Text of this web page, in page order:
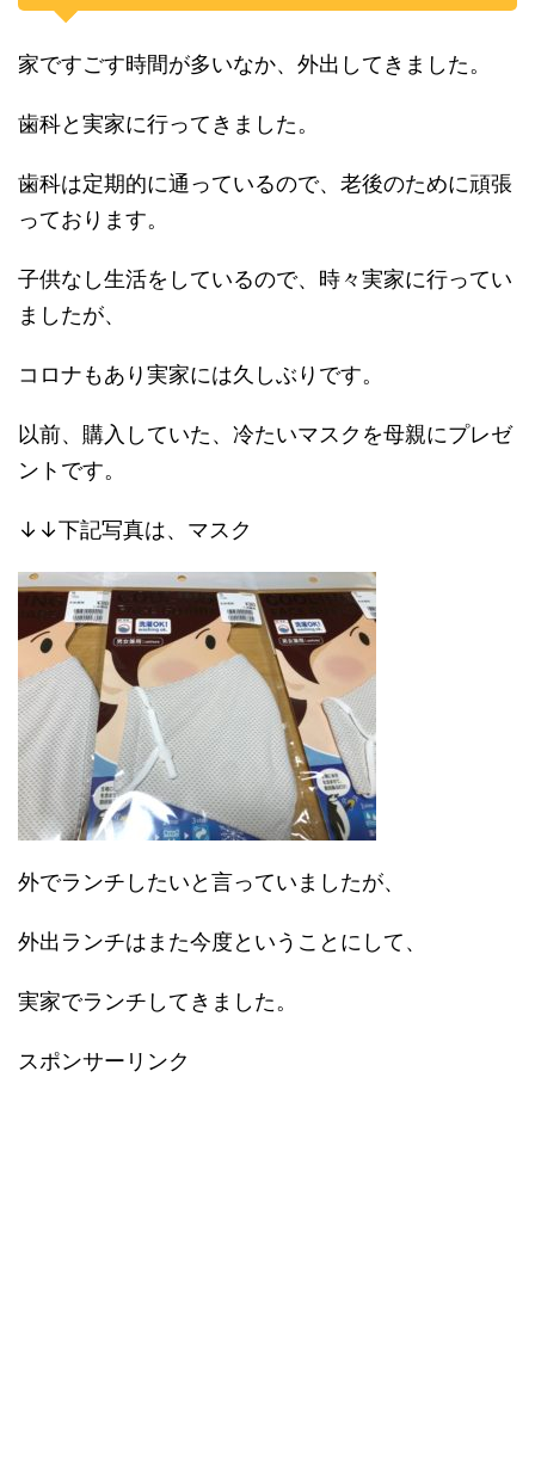
家ですごす時間が多いなか、外出してきました。
歯科と実家に行ってきました。
歯科は定期的に通っているので、老後のために頑張
っております。
子供なし生活をしているので、時々実家に行ってい
ましたが、
コロナもあり実家には久しぶりです。
以前、購入していた、冷たいマスクを母親にプレゼ
ントです。
↓↓下記写真は、マスク
外でランチしたいと言っていましたが、
外出ランチはまた今度ということにして、
実家でランチしてきました。
スポンサーリンク